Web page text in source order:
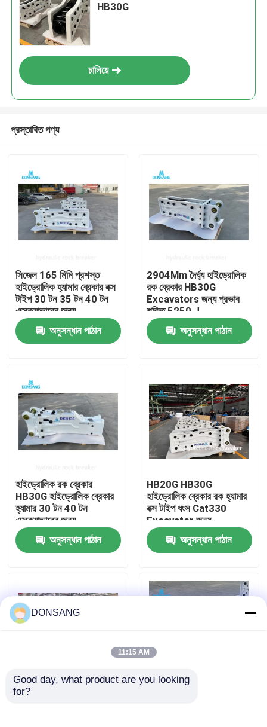
বাড়ি
পণ্য
আমাদের সম্পর্কে
কারখানা ভ্রমণ
যোগাযোগ করুন
হাইড্রোলিক রক ব্রেকার
HB30G
চালিয়ে
প্রস্তাবিত পণ্য
সিজেল 165 মিমি প্রশস্ত
হাইড্রোলিক হ্যামার ব্রেকার বক্স
টাইপ 30 টন 35 টন 40 টন
এক্সক্যাভারের জন্য
অনুসন্ধান পাঠান
2904Mm দৈর্ঘ্য হাইড্রোলিক
রক ব্রেকার HB30G
Excavators জন্য প্রভাব
শক্তি 5250 J
অনুসন্ধান পাঠান
হাইড্রোলিক রক ব্রেকার
HB30G হাইড্রোলিক ব্রেকার
হ্যামার 30 টন 40 টন
এক্সক্যাভারের জন্য
অনুসন্ধান পাঠান
HB20G HB30G
হাইড্রোলিক ব্রেকার রক হ্যামার
বক্স টাইপ ধংস Cat330
Excavator জন্য
অনুসন্ধান পাঠান
সিজেল 165 মিমি প্রশস্ত
DONSANG
11:15 AM
Good day, what product are you looking
for?